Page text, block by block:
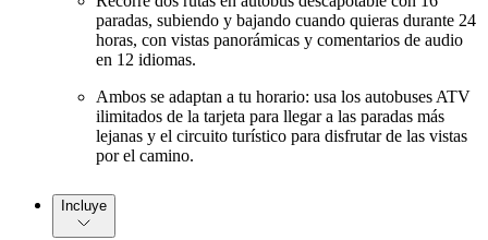
paradas, subiendo y bajando cuando quieras durante 24
horas, con vistas panorámicas y comentarios de audio
en 12 idiomas.
Ambos se adaptan a tu horario: usa los autobuses ATV
ilimitados de la tarjeta para llegar a las paradas más
lejanas y el circuito turístico para disfrutar de las vistas
por el camino.
Incluye